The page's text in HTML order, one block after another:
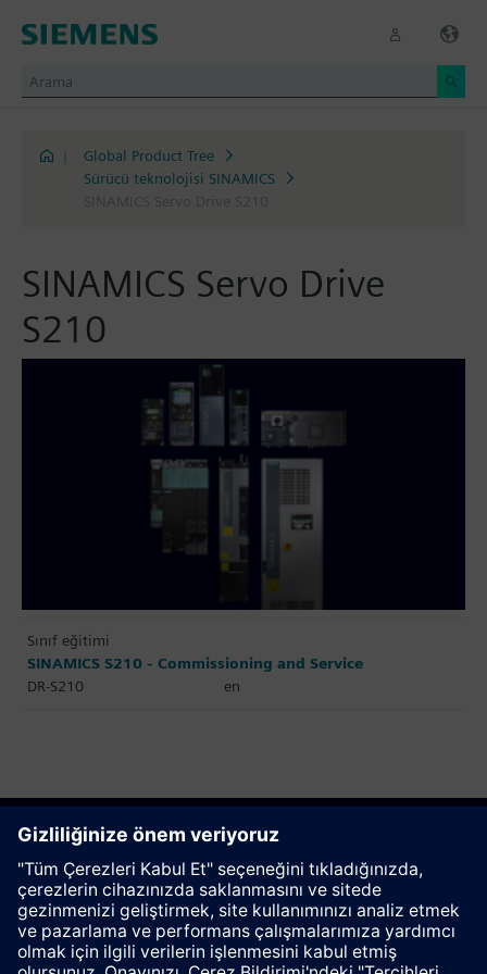
Global Product Tree
Sürücü teknolojisi SINAMICS
SINAMICS Servo Drive S210
SINAMICS Servo Drive
S210
Sınıf eğitimi
SINAMICS S210 - Commissioning and Service
DR-S210
en
Bu sayfayı tavsiye et